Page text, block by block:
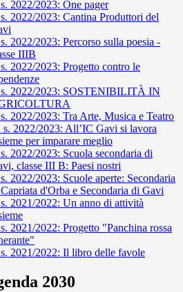
2022/2023: One pager
2022/2023: Cantina Produttori del
2022/2023: Percorso sulla poesia -
IIIB
2022/2023: Progetto contro le
2022/2023: SOSTENIBILITÀ IN
2022/2023: Tra Arte, Musica e Teatro
s. 2022/2023: All’IC Gavi si lavora
per imparare meglio
2022/2023: Scuola secondaria di
classe III B: Paesi nostri
2022/2023: Scuole aperte: Secondaria
d'Orba e Secondaria di Gavi
2021/2022: Un anno di attività
2021/2022: Progetto "Panchina rossa
2021/2022: Il libro delle favole
2030